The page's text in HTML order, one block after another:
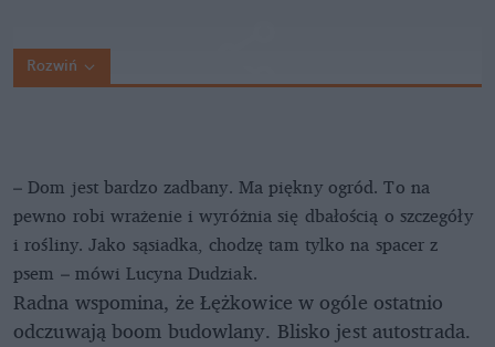
Rozwiń
– Dom jest bardzo zadbany. Ma piękny ogród. To na
pewno robi wrażenie i wyróżnia się dbałością o szczegóły
i rośliny. Jako sąsiadka, chodzę tam tylko na spacer z
psem – mówi Lucyna Dudziak.
Radna wspomina, że Łężkowice w ogóle ostatnio
odczuwają boom budowlany. Blisko jest autostrada.